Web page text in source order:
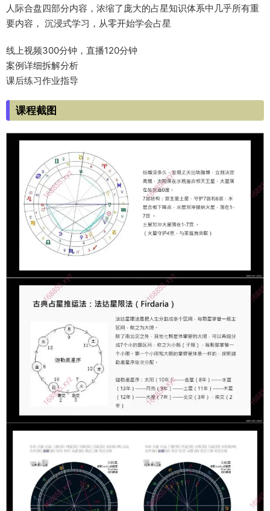
人际合盘四部分内容，浓缩了庞大的占星知识体系中几乎所有重
要内容， 沉浸式学习，从零开始学会占星
线上视频300分钟，直播120分钟
案例详细拆解分析
课后练习作业指导
课程截图